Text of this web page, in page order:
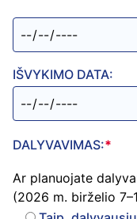
IŠVYKIMO DATA:
DALYVAVIMAS:*
Ar planuojate
(2026 m. birželio